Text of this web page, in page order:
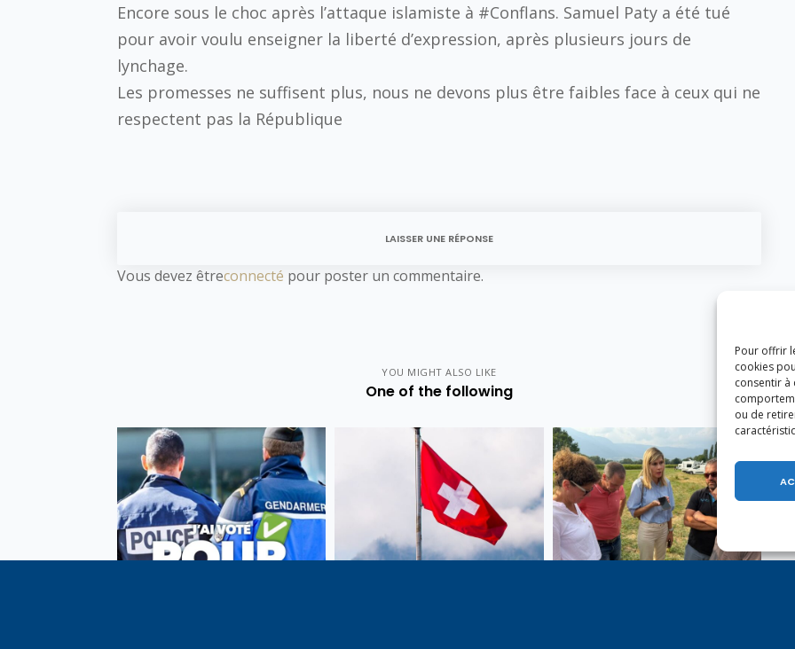
Pour offrir
cookies
consentir à
ou de
Encore sous le choc après l’attaque islamiste à #Conflans. Samuel Paty a été tué
pour avoir voulu enseigner la liberté d’expression, après plusieurs jours de
lynchage.
Les promesses ne suffisent plus, nous ne devons plus être faibles face à ceux qui ne
respectent pas la République
LAISSER UNE RÉPONSE
Vous devez êtreconnecté pour poster un commentaire.
YOU MIGHT ALSO LIKE
One of the following